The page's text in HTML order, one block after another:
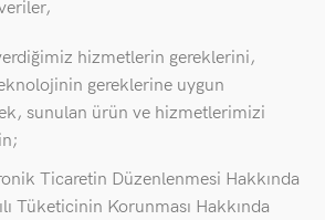
hizmetlerin gereklerini,
gereklerine uygun
sunulan ürün ve hizmetlerimizi
Ticaretin Düzenlenmesi Hakkında
Tüketicinin Korunması Hakkında